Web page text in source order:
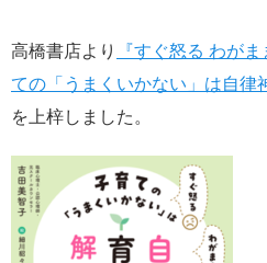
高橋書店より
『すぐ怒る わが
ての「うまくいかない」は自律
を上梓しました。